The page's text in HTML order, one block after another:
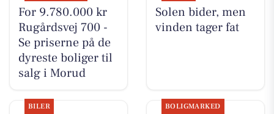
For 9.780.000 kr
Rugårdsvej 700 -
Se priserne på de
dyreste boliger til
salg i Morud
Solen bider, men
vinden tager fat
BILER BOLIGMARKED